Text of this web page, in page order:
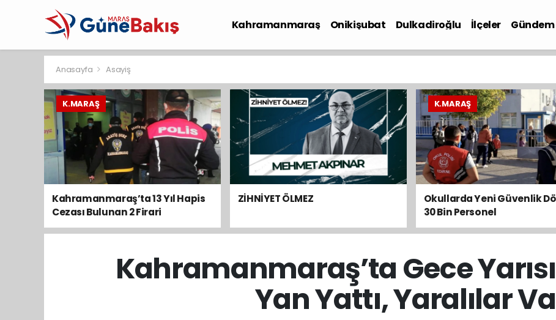
Kahramanmaraş Onikişubat Dulkadiroğlu İlçeler Gündem
Anasayfa Asayiş
K.MARAŞ
Kahramanmaraş’ta 13 Yıl Hapis
Cezası Bulunan 2 Firari
Yakalandı
ZİHNİYET ÖLMEZ
K.MARAŞ
Okullarda Yeni Güvenlik
30 Bin Personel
Görevlendirilecek
Kahramanmaraş’ta Gece
Yan Yattı, Yaralılar